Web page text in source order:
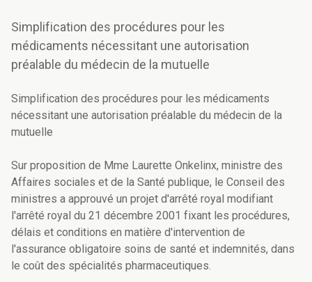
Simplification des procédures pour les
médicaments nécessitant une autorisation
préalable du médecin de la mutuelle
Simplification des procédures pour les médicaments
nécessitant une autorisation préalable du médecin de la
mutuelle
Sur proposition de Mme Laurette Onkelinx, ministre des
Affaires sociales et de la Santé publique, le Conseil des
ministres a approuvé un projet d'arrêté royal modifiant
l'arrêté royal du 21 décembre 2001 fixant les procédures,
délais et conditions en matière d'intervention de
l'assurance obligatoire soins de santé et indemnités, dans
le coût des spécialités pharmaceutiques.